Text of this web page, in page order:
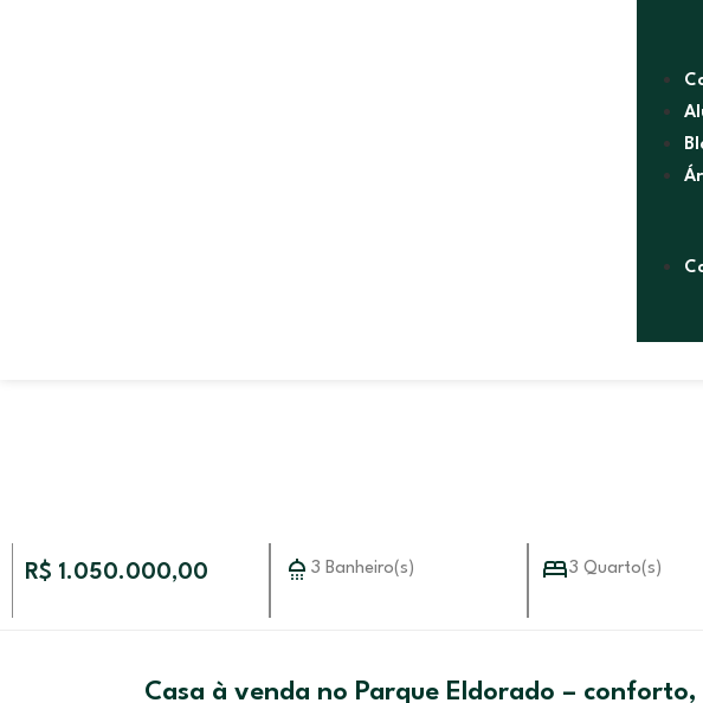
R$ 1.050.000,00 3 Banheiro(s) 3 Quarto(s)
Casa à venda no Parque Eldorado – conforto,